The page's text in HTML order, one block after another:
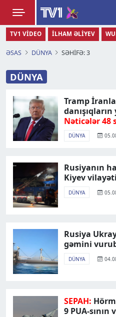
TV1
Zamanı
TV1 VIDEO İLHAM ƏLIYEV
ƏSAS DÜNYA SƏHIFƏ: 3
DÜNYA
Tramp
Nəticələr 48
DÜNYA
Rusiyanın
Kiyev
DÜNYA
Rusiya
gəmini
DÜNYA
SEPAH:
9 PUA-